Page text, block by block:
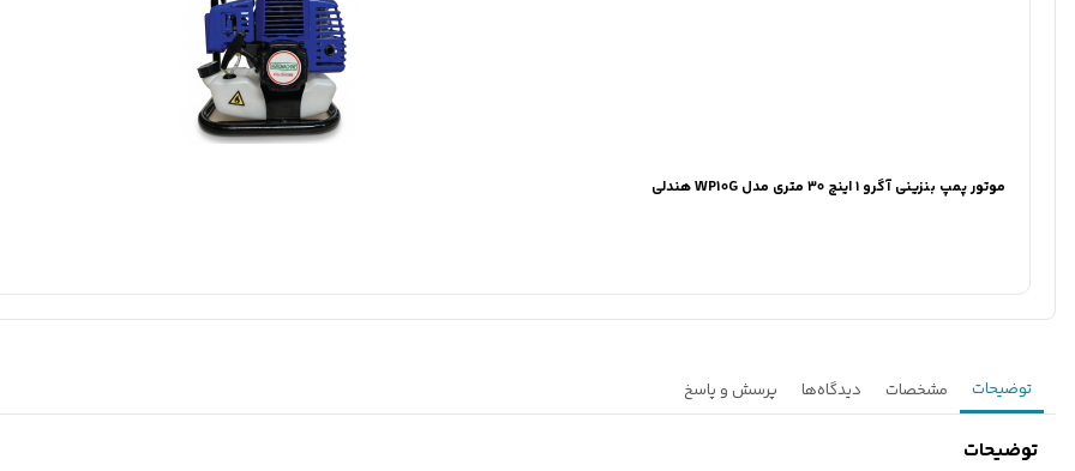
موتور پمپ بنزینی آگرو ۱ اینچ 30 متری مدل WP10G هندلی
توضیحات مشخصات دیدگاه‌ها پرسش و پاسخ
توضیحات